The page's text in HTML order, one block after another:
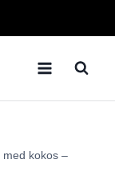
kokos –